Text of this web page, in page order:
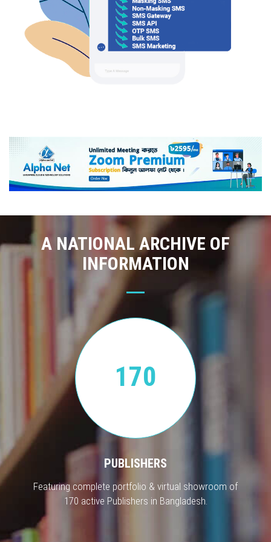
A NATIONAL ARCHIVE OF
INFORMATION
170
PUBLISHERS
Featuring complete portfolio & virtual showroom of
170 active Publishers in Bangladesh.